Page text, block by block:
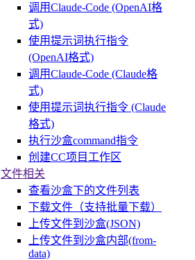
调用Claude-Code (OpenAI格
式)
使用提示词执行指令
(OpenAI格式)
调用Claude-Code (Claude格
式)
使用提示词执行指令 (Claude
格式)
执行沙盒command指令
创建CC项目工作区
文件相关
查看沙盒下的文件列表
下载文件（支持批量下载）
上传文件到沙盒(JSON)
上传文件到沙盒内部(from-
data)